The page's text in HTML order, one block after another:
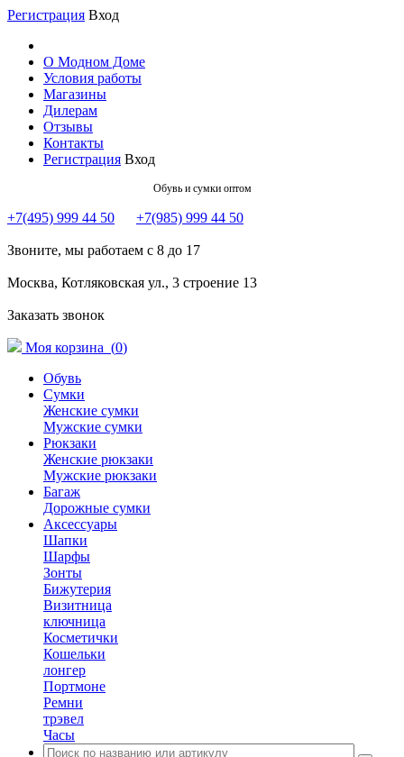
Регистрация Вход
О Модном Доме
Условия работы
Магазины
Дилерам
Отзывы
Контакты
Регистрация Вход
Обувь и сумки оптом
+7(495) 999 44 50 +7(985) 999 44 50
Звоните, мы работаем с 8 до 17
Москва, Котляковская ул., 3 строение 13
Заказать звонок
Моя корзина (0)
Обувь
Сумки
Женские сумки
Мужские сумки
Рюкзаки
Женские рюкзаки
Мужские рюкзаки
Багаж
Дорожные сумки
Аксессуары
Шапки
Шарфы
Зонты
Бижутерия
Визитница
ключница
Косметички
Кошельки
лонгер
Портмоне
Ремни
трэвел
Часы